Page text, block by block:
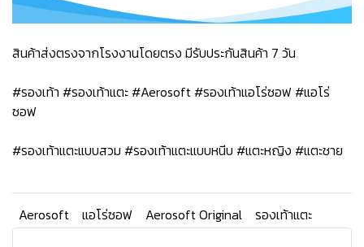
สินค้าส่งตรงจากโรงงานโดยตรง มีรับประกันสินค้า 7 วัน
#รองเท้า #รองเท้าแตะ #Aerosoft #รองเท้าแอโร่ซอฟ #แอโร่
ซอฟ
#รองเท้าแตะแบบสวม #รองเท้าแตะแบบหนีบ #แตะหญิง #แตะชาย
Aerosoft แอโร่ซอฟ Aerosoft Original รองเท้าแตะ